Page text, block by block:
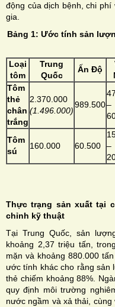
động của dịch bệnh, chi
gia.
Bảng 1: Ước tính sản
Loại
tôm
Trung
Quốc
Ấn Độ
Tôm
thẻ
chân
trắng
2.370.000
(1.496.000)
989.500–
Tôm
sú
160.000 60.500
–
Thực trạng sản xuất tại
chỉnh kỹ thuật
Tại Trung Quốc, sản
khoảng 2,37 triệu tấn,
mặn và khoảng 880.000
ước tính khác cho rằng sản
thẻ chiếm khoảng 88%.
quy định môi trường
nước ngầm và xả thải,